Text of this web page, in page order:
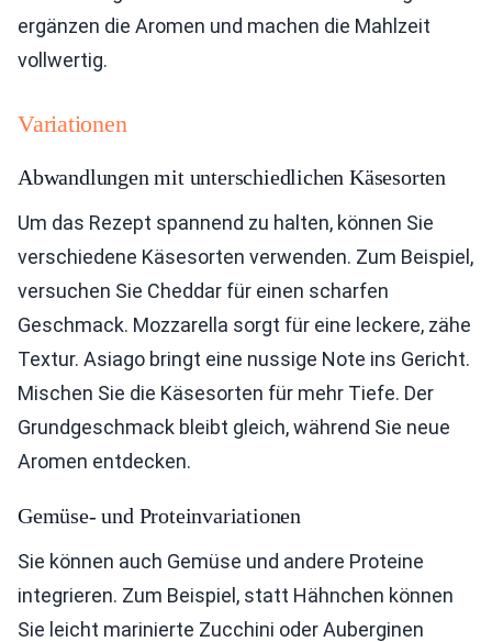
ergänzen die Aromen und machen die Mahlzeit
vollwertig.
Variationen
Abwandlungen mit unterschiedlichen Käsesorten
Um das Rezept spannend zu halten, können Sie
verschiedene Käsesorten verwenden. Zum Beispiel,
versuchen Sie Cheddar für einen scharfen
Geschmack. Mozzarella sorgt für eine leckere, zähe
Textur. Asiago bringt eine nussige Note ins Gericht.
Mischen Sie die Käsesorten für mehr Tiefe. Der
Grundgeschmack bleibt gleich, während Sie neue
Aromen entdecken.
Gemüse- und Proteinvariationen
Sie können auch Gemüse und andere Proteine
integrieren. Zum Beispiel, statt Hähnchen können
Sie leicht marinierte Zucchini oder Auberginen